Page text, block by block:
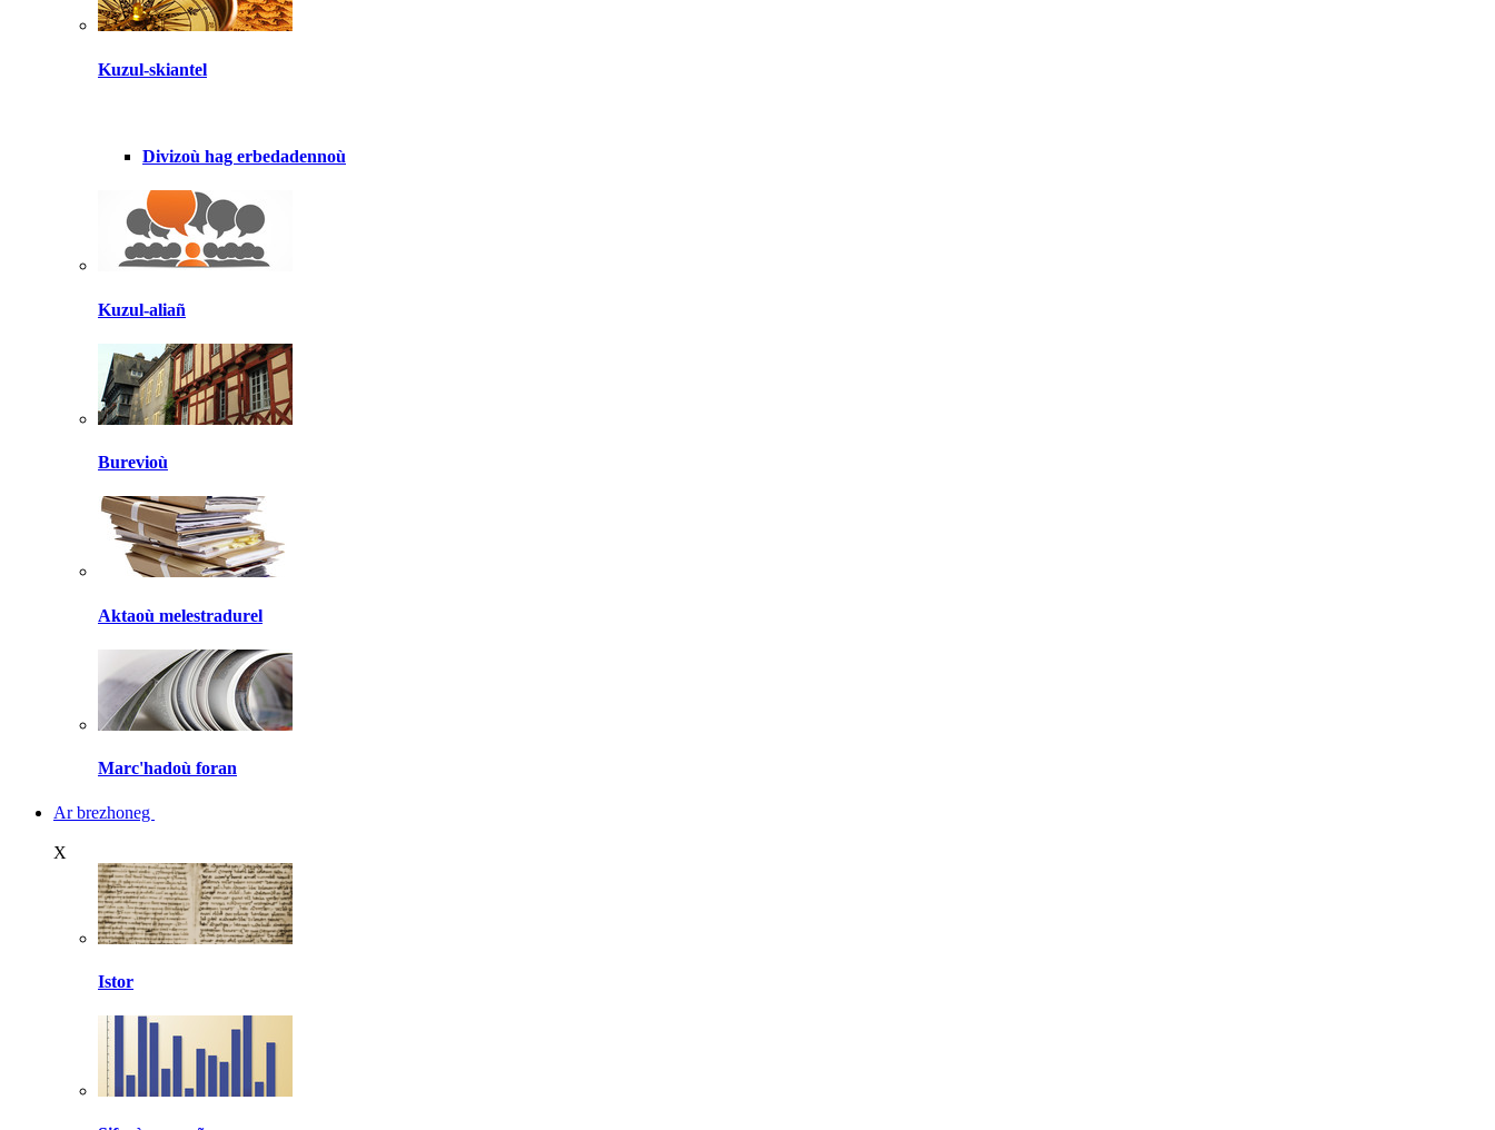
Kuzul-skiantel
Divizoù hag erbedadennoù
Kuzul-aliañ
Burevioù
Aktaoù melestradurel
Marc'hadoù foran
Ar brezhoneg
X
Istor